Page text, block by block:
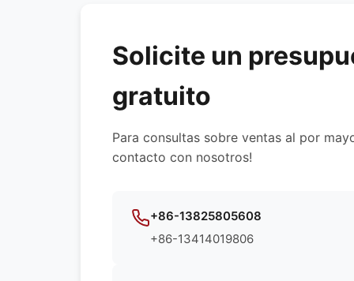
Solicite un
gratuito
Para consultas sobre ventas al por
contacto con nosotros!
+86-13825805608
+86-13414019806